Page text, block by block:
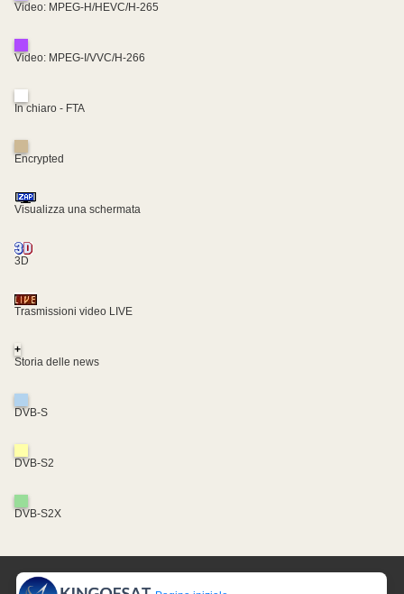
Video: MPEG-H/HEVC/H-265
Video: MPEG-I/VVC/H-266
In chiaro - FTA
Encrypted
Visualizza una schermata
3D
Trasmissioni video LIVE
+
Storia delle news
DVB-S
DVB-S2
DVB-S2X